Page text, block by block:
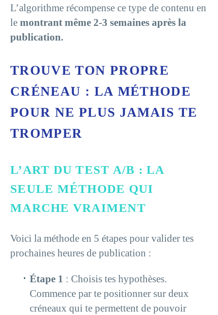
L’algorithme récompense ce type de contenu en
le montrant même 2-3 semaines après la
publication.
TROUVE TON PROPRE
CRÉNEAU : LA MÉTHODE
POUR NE PLUS JAMAIS TE
TROMPER
L’ART DU TEST A/B : LA
SEULE MÉTHODE QUI
MARCHE VRAIMENT
Voici la méthode en 5 étapes pour valider tes
prochaines heures de publication :
Étape 1 : Choisis tes hypothèses.
Commence par te positionner sur deux
créneaux qui te permettent de pouvoir